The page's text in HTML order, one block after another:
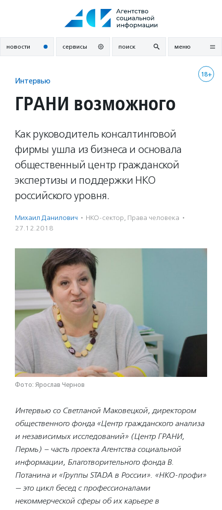
новости сервисы поиск меню
18+
Интервью
ГРАНИ возможного
Как руководитель консалтинговой
фирмы ушла из бизнеса и основала
общественный центр гражданской
экспертизы и поддержки НКО
российского уровня.
Михаил Данилович · НКО-сектор, Права человека ·
27.12.2018
Фото: Ярослав Чернов
Интервью со Светланой Маковецкой, директором
общественного фонда «Центр гражданского анализа
и независимых исследований» (Центр ГРАНИ,
Пермь) – часть проекта Агентства социальной
информации, Благотворительного фонда В.
Потанина и «Группы STADA в России». «НКО-профи»
— это цикл бесед с профессионалами
некоммерческой сферы об их карьере в